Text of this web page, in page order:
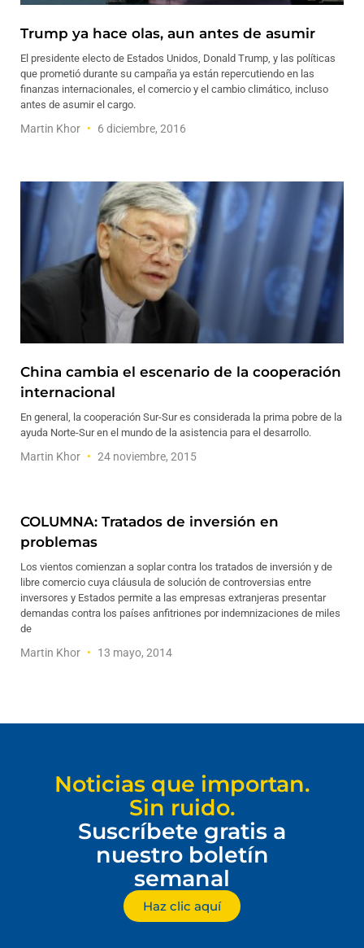
Trump ya hace olas, aun antes de asumir
El presidente electo de Estados Unidos, Donald Trump, y las políticas
que prometió durante su campaña ya están repercutiendo en las
finanzas internacionales, el comercio y el cambio climático, incluso
antes de asumir el cargo.
Martin Khor 6 diciembre, 2016
China cambia el escenario de la cooperación
internacional
En general, la cooperación Sur-Sur es considerada la prima pobre de la
ayuda Norte-Sur en el mundo de la asistencia para el desarrollo.
Martin Khor 24 noviembre, 2015
COLUMNA: Tratados de inversión en
problemas
Los vientos comienzan a soplar contra los tratados de inversión y de
libre comercio cuya cláusula de solución de controversias entre
inversores y Estados permite a las empresas extranjeras presentar
demandas contra los países anfitriones por indemnizaciones de miles
de
Martin Khor 13 mayo, 2014
Noticias que importan.
Sin ruido.
Suscríbete gratis a
nuestro boletín
semanal
Haz clic aquí